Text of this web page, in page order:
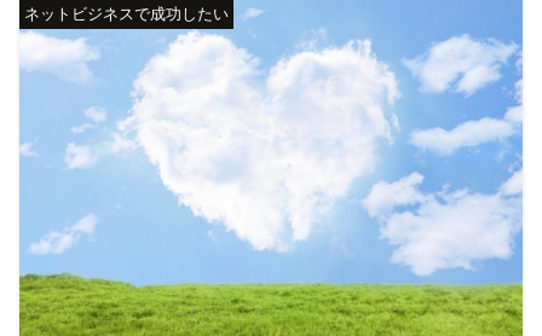
ネットビジネスで成功したい